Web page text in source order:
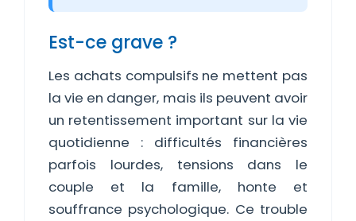
Est-ce grave ?
Les achats compulsifs ne mettent pas
la vie en danger, mais ils peuvent avoir
un retentissement important sur la vie
quotidienne : difficultés financières
parfois lourdes, tensions dans le
couple et la famille, honte et
souffrance psychologique. Ce trouble